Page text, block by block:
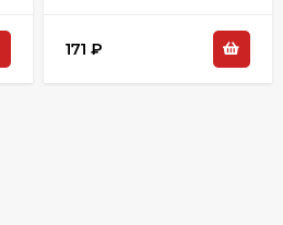
171 ₽